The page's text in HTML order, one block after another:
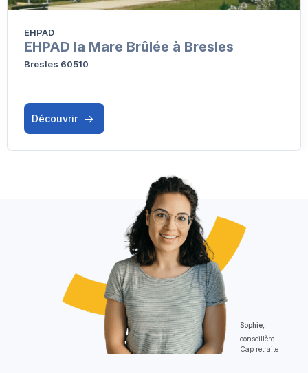
EHPAD
EHPAD la Mare Brûlée à Bresles
Bresles 60510
Découvrir
Sophie,
conseillère
Cap retraite